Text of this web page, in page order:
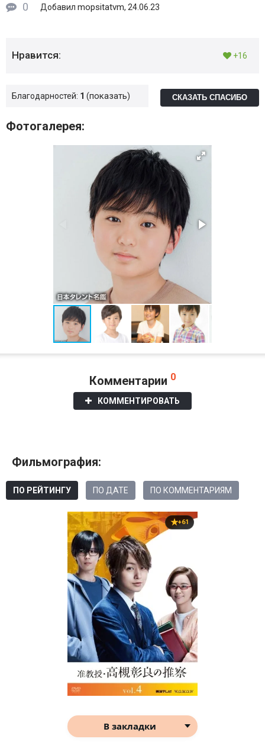
0 Добавил mopsitatvm, 24.06.23
Нравится: +16
Благодарностей: 1 показать СКАЗАТЬ СПАСИБО
Фотогалерея:
Комментарии 0
КОММЕНТИРОВАТЬ
Фильмография:
ПО РЕЙТИНГУ ПО ДАТЕ ПО КОММЕНТАРИЯМ
+61
В закладки